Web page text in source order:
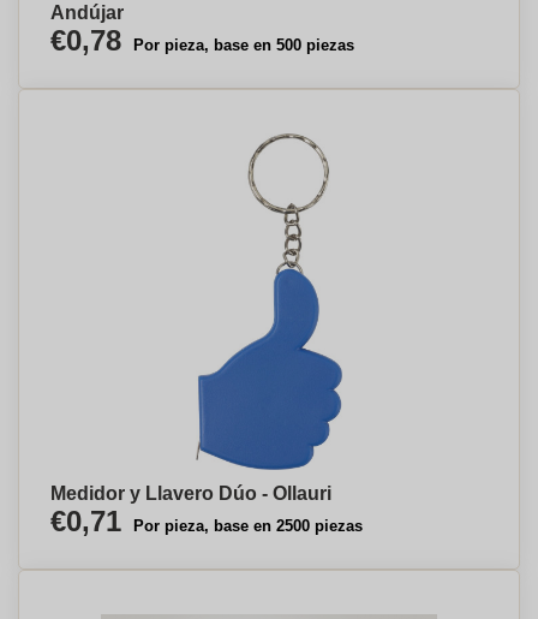
Andújar
€0,78 Por pieza, base en 500 piezas
Medidor y Llavero Dúo - Ollauri
€0,71 Por pieza, base en 2500 piezas